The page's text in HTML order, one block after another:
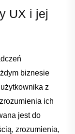
UX i jej
biznesie‌
z
ich
jest ​do
zrozumienia,​